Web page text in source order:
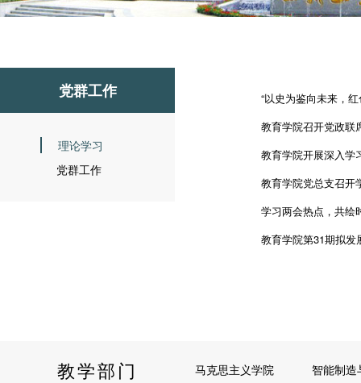
党群工作
理论学习
党群工作
“以史为鉴向未来，
教育学院召开党政联
教育学院开展深入学
教育学院党总支召开
学习两会热点，共绘
教育学院第31期拟
教学部门 马克思主义学院
智能制造